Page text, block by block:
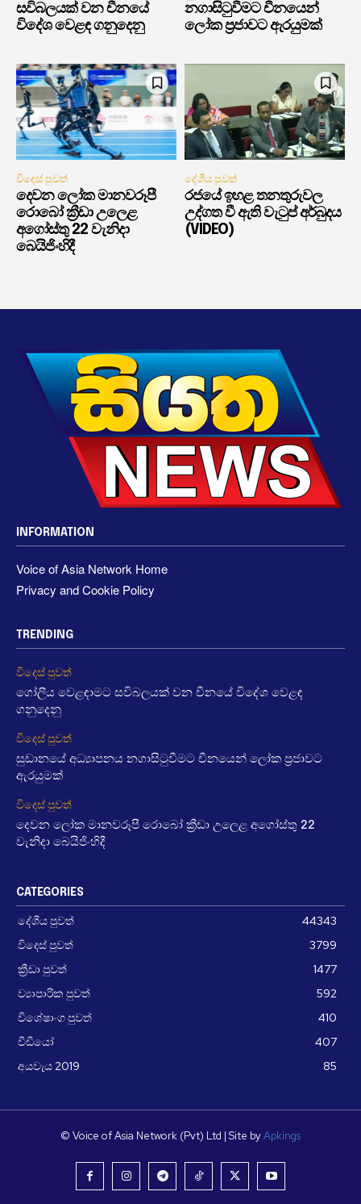
සවිබලයක් වන චීනයේ
විදේශ වෙළඳ ගනුදෙනු
නගාසිටුවීමට චීනයෙන්
ලෝක ප්‍රජාවට ඇරයුමක්
විදෙස් පුවත්
දෙවන ලෝක මානවරූපී
රොබෝ ක්‍රීඩා උලෙළ
අගෝස්තු 22 වැනිදා
බෙයිජිංහිදී
දේශීය පුවත්
රජයේ ඉහළ තනතුරුවල
උද්ගත වී ඇති වැටුප් අර්බුදය
(VIDEO)
INFORMATION
Voice of Asia Network Home
Privacy and Cookie Policy
TRENDING
විදෙස් පුවත්
ගෝලීය වෙළඳාමට සවිබලයක් වන චීනයේ විදේශ වෙළඳ
ගනුදෙනු
විදෙස් පුවත්
සුඩානයේ අධ්‍යාපනය නගාසිටුවීමට චීනයෙන් ලෝක ප්‍රජාවට
ඇරයුමක්
විදෙස් පුවත්
දෙවන ලෝක මානවරූපී රොබෝ ක්‍රීඩා උලෙළ අගෝස්තු 22
වැනිදා බෙයිජිංහිදී
CATEGORIES
දේශීය පුවත්
44343
විදෙස් පුවත්
3799
ක්‍රීඩා පුවත්
1477
ව්‍යාපාරික පුවත්
592
විශේෂාංග පුවත්
410
වීඩීයෝ
407
අයවැය 2019
85
© Voice of Asia Network (Pvt) Ltd | Site byApkings